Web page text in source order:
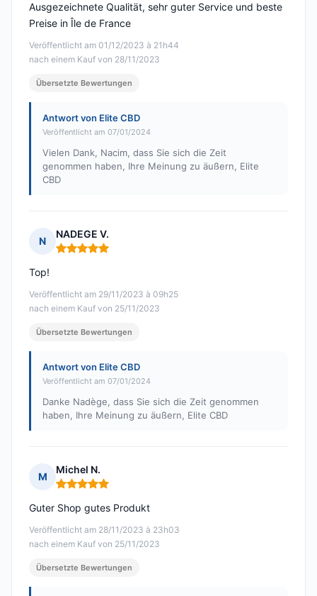
Veröffentlicht am 01/12/2023 à 21h44
nach einem Kauf von 28/11/2023
Ausgezeichnete Qualität, sehr guter Service und beste
Preise in Île de France
Übersetzte Bewertungen
Antwort von Elite CBD
Veröffentlicht am 07/01/2024
Vielen Dank, Nacim, dass Sie sich die Zeit
genommen haben, Ihre Meinung zu äußern, Elite
CBD
N
NADEGE V.
Hinweis: 5 von 5
Veröffentlicht am 29/11/2023 à 09h25
nach einem Kauf von 25/11/2023
Top!
Übersetzte Bewertungen
Antwort von Elite CBD
Veröffentlicht am 07/01/2024
Danke Nadège, dass Sie sich die Zeit genommen
haben, Ihre Meinung zu äußern, Elite CBD
M
Michel N.
Hinweis: 5 von 5
Veröffentlicht am 28/11/2023 à 23h03
nach einem Kauf von 25/11/2023
Guter Shop gutes Produkt
Übersetzte Bewertungen